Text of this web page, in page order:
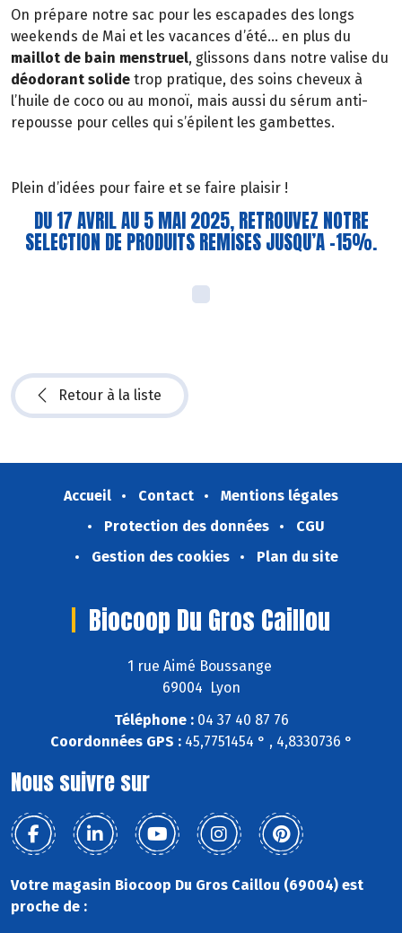
On prépare notre sac pour les escapades des longs
weekends de Mai et les vacances d’été… en plus du
maillot de bain menstruel, glissons dans notre valise du
déodorant solide trop pratique, des soins cheveux à
l’huile de coco ou au monoï, mais aussi du sérum anti-
repousse pour celles qui s’épilent les gambettes.
Plein d’idées pour faire et se faire plaisir !
DU 17 AVRIL AU 5 MAI 2025, RETROUVEZ NOTRE
SELECTION DE PRODUITS REMISES JUSQU’A -15%.
Retour à la liste
Accueil Contact
Mentions légales
Protection des données
CGU
Gestion des cookies
Plan du site
Biocoop Du Gros Caillou
1 rue Aimé Boussange
69004 Lyon
Téléphone :04 37 40 87 76
Coordonnées GPS :45,7751454 ° , 4,8330736 °
Nous suivre sur
Votre magasin Biocoop Du Gros Caillou (69004) est
proche de :